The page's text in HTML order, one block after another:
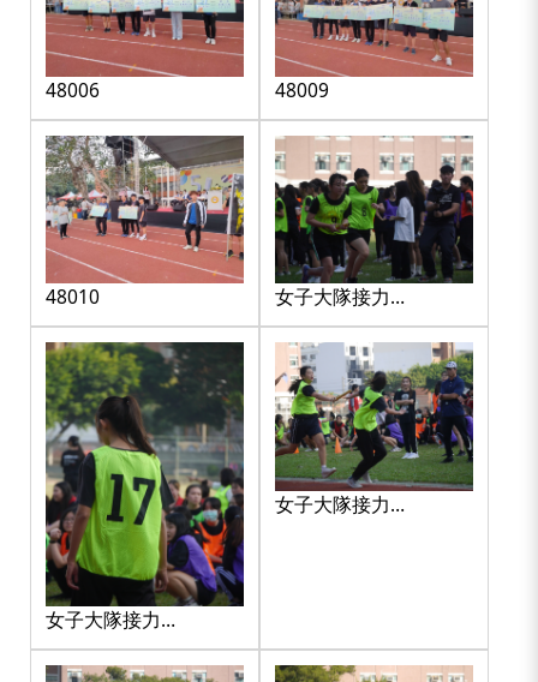
48006 48009
48010
女子大隊接力
_201217_1
女子大隊接力
_201217_10
女子大隊接力